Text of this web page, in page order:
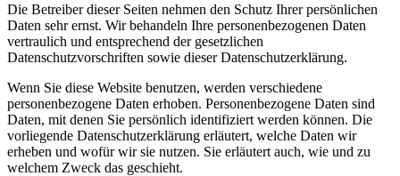
Die Betreiber dieser Seiten nehmen den Schutz Ihrer persönlichen
Daten sehr ernst. Wir behandeln Ihre personenbezogenen Daten
vertraulich und entsprechend der gesetzlichen
Datenschutzvorschriften sowie dieser Datenschutzerklärung.
Wenn Sie diese Website benutzen, werden verschiedene
personenbezogene Daten erhoben. Personenbezogene Daten sind
Daten, mit denen Sie persönlich identifiziert werden können. Die
vorliegende Datenschutzerklärung erläutert, welche Daten wir
erheben und wofür wir sie nutzen. Sie erläutert auch, wie und zu
welchem Zweck das geschieht.